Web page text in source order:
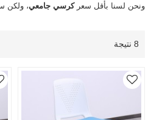
ونحن لسنا بأقل سعركرسي جامعي، ولكن
8 نتيجة